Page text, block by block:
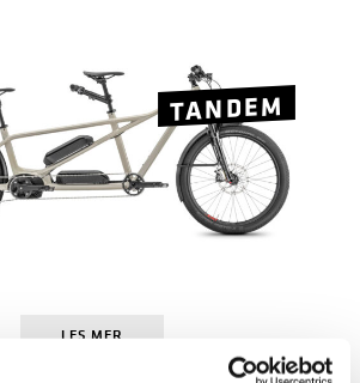
TANDEM
LES MER